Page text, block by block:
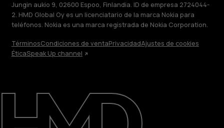
Jungin aukio 9, 02600 Espoo, Finlandia. ID de empresa 2724044-
2. HMD Global Oy es un licenciatario de la marca Nokia para
teléfonos. Nokia es una marca registrada de Nokia Corporation.
TérminosCondiciones de ventaPrivacidadAjustes de cookies
ÉticaSpeak Up channel